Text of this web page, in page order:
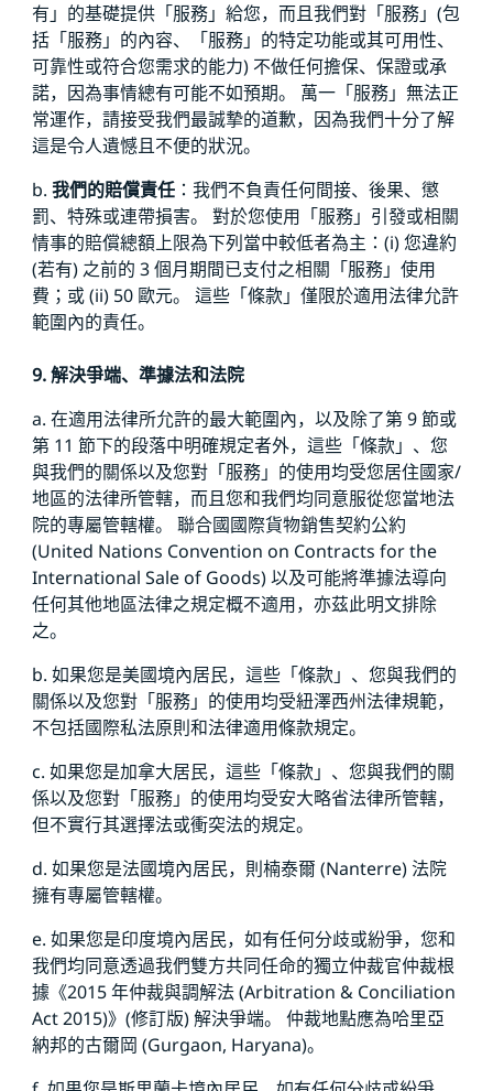
有」的基礎提供「服務」給您，而且我們對「服務」(包
括「服務」的內容、「服務」的特定功能或其可用性、
可靠性或符合您需求的能力) 不做任何擔保、保證或承
諾，因為事情總有可能不如預期。 萬一「服務」無法正
常運作，請接受我們最誠摯的道歉，因為我們十分了解
這是令人遺憾且不便的狀況。
b. 我們的賠償責任：我們不負責任何間接、後果、懲
罰、特殊或連帶損害。 對於您使用「服務」引發或相關
情事的賠償總額上限為下列當中較低者為主：(i) 您違約
(若有) 之前的 3 個月期間已支付之相關「服務」使用
費；或 (ii) 50 歐元。 這些「條款」僅限於適用法律允許
範圍內的責任。
9. 解決爭端、準據法和法院
a. 在適用法律所允許的最大範圍內，以及除了第 9 節或
第 11 節下的段落中明確規定者外，這些「條款」、您
與我們的關係以及您對「服務」的使用均受您居住國家/
地區的法律所管轄，而且您和我們均同意服從您當地法
院的專屬管轄權。 聯合國國際貨物銷售契約公約
(United Nations Convention on Contracts for the
International Sale of Goods) 以及可能將準據法導向
任何其他地區法律之規定概不適用，亦茲此明文排除
之。
b. 如果您是美國境內居民，這些「條款」、您與我們的
關係以及您對「服務」的使用均受紐澤西州法律規範，
不包括國際私法原則和法律適用條款規定。
c. 如果您是加拿大居民，這些「條款」、您與我們的關
係以及您對「服務」的使用均受安大略省法律所管轄，
但不實行其選擇法或衝突法的規定。
d. 如果您是法國境內居民，則楠泰爾 (Nanterre) 法院
擁有專屬管轄權。
e. 如果您是印度境內居民，如有任何分歧或紛爭，您和
我們均同意透過我們雙方共同任命的獨立仲裁官仲裁根
據《2015 年仲裁與調解法 (Arbitration & Conciliation
Act 2015)》(修訂版) 解決爭端。 仲裁地點應為哈里亞
納邦的古爾岡 (Gurgaon, Haryana)。